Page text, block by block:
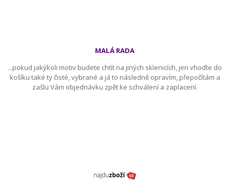
MALÁ RADA
...pokud jakýkoli motiv budete chtít na jiných sklenicích, jen vhoďte do
košíku také ty čisté, vybrané a já to následně opravím, přepočítám a
zašlu Vám objednávku zpět ke schválení a zaplacení.